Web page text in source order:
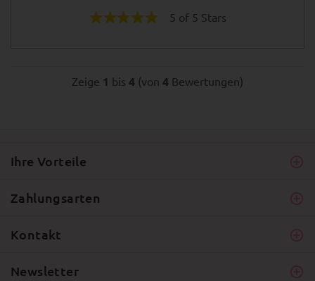
5 of 5 Stars
Zeige 1 bis 4 (von 4 Bewertungen)
Ihre Vorteile
Zahlungsarten
Kontakt
Newsletter